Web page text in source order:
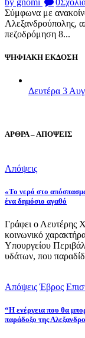
by gnomi 0
Σύμφωνα με
Αλεξανδρούπολης,
πεζοδρόμηση 8...
ΨΗΦΙΑΚΗ ΕΚΔΟΣΗ
Δευτέρα 3
ΑΡΘΡΑ – ΑΠΟΨΕΙΣ
Απόψεις
«Το νερό στο
ένα δημόσιο αγαθό
Γράφει ο Λευτέρης
κοινωνικό
Υπουργείου
υδάτων, που
Απόψεις Έβρος
“Η ενέργεια που θα
παράδοξο της